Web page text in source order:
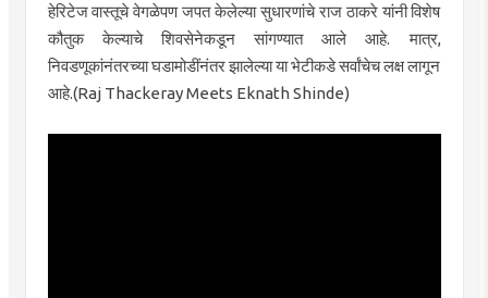
हेरिटेज वास्तूचे वेगळेपण जपत केलेल्या सुधारणांचे राज ठाकरे यांनी विशेष
कौतुक केल्याचे शिवसेनेकडून सांगण्यात आले आहे. मात्र,
निवडणूकांनंतरच्या घडामोडींनंतर झालेल्या या भेटीकडे सर्वांचेच लक्ष लागून
आहे.(Raj Thackeray Meets Eknath Shinde)